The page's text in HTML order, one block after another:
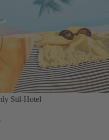
Stil-Hotel